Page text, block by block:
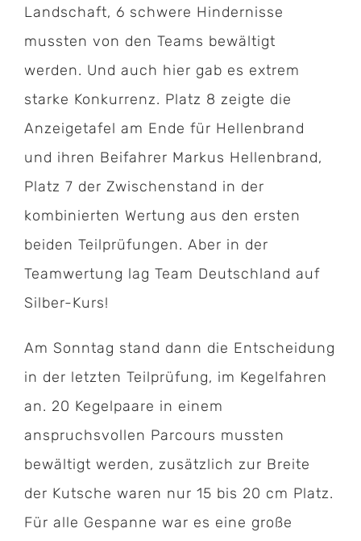
Landschaft, 6 schwere Hindernisse
mussten von den Teams bewältigt
werden. Und auch hier gab es extrem
starke Konkurrenz. Platz 8 zeigte die
Anzeigetafel am Ende für Hellenbrand
und ihren Beifahrer Markus Hellenbrand,
Platz 7 der Zwischenstand in der
kombinierten Wertung aus den ersten
beiden Teilprüfungen. Aber in der
Teamwertung lag Team Deutschland auf
Silber-Kurs!
Am Sonntag stand dann die Entscheidung
in der letzten Teilprüfung, im Kegelfahren
an. 20 Kegelpaare in einem
anspruchsvollen Parcours mussten
bewältigt werden, zusätzlich zur Breite
der Kutsche waren nur 15 bis 20 cm Platz.
Für alle Gespanne war es eine große